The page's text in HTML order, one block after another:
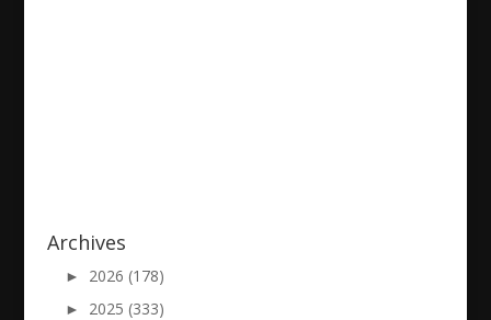
Archives
►
2026 (178)
►
2025 (333)